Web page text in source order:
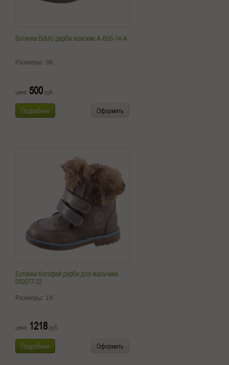
Ботинки BI&KI дерби женские A-B05-14-A
Размеры: 38
цена: 500 руб.
Подробнее Оформить
Ботинки Котофей дерби для мальчика
052077-32
Размеры: 19
цена: 1218 руб.
Подробнее Оформить